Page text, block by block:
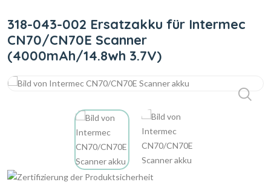
318-043-002 Ersatzakku für Intermec
CN70/CN70E Scanner
(4000mAh/14.8wh 3.7V)